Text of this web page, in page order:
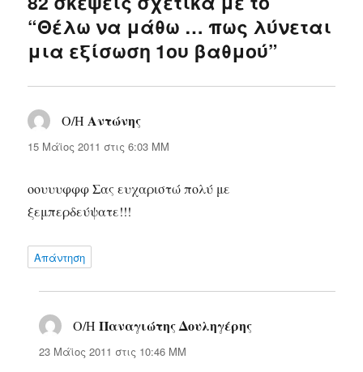
“Θέλω να μάθω … πως λύνεται
μια εξίσωση 1ου βαθμού”
Ο/ΗΑντώνης
15 Μάϊος 2011 στις 6:03 ΜΜ
οουυυφφφ Σας ευχαριστώ πολύ με
ξεμπερδεύψατε!!!
Απάντηση
Ο/ΗΠαναγιώτης Δουληγέρης
23 Μάϊος 2011 στις 10:46 ΜΜ